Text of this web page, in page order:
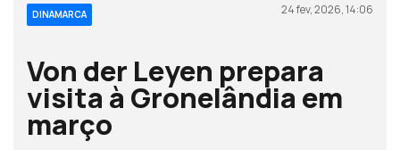
DINAMARCA 24 fev, 2026, 14:06
Von der Leyen prepara
visita à Gronelândia em
março